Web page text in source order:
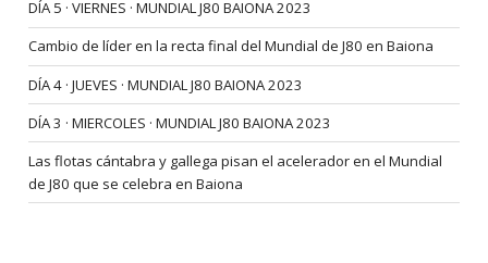
DÍA 5 · VIERNES · MUNDIAL J80 BAIONA 2023
Cambio de líder en la recta final del Mundial de J80 en Baiona
DÍA 4 · JUEVES · MUNDIAL J80 BAIONA 2023
DÍA 3 · MIERCOLES · MUNDIAL J80 BAIONA 2023
Las flotas cántabra y gallega pisan el acelerador en el Mundial
de J80 que se celebra en Baiona